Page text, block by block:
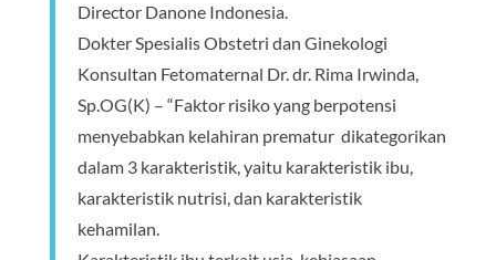
Director Danone Indonesia.
Dokter Spesialis Obstetri dan Ginekologi
Konsultan Fetomaternal Dr. dr. Rima Irwinda,
Sp.OG(K) – “Faktor risiko yang berpotensi
menyebabkan kelahiran prematur dikategorikan
dalam 3 karakteristik, yaitu karakteristik ibu,
karakteristik nutrisi, dan karakteristik
kehamilan.